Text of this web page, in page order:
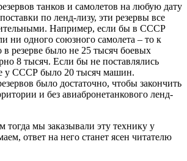
танков и самолетов на любую дату
по ленд-лизу, эти резервы все
Например, если бы в СССР
ни одного союзного самолета – то к
резерве было не 25 тысяч боевых
8 тысяч. Если бы не поставлялись
у СССР было 20 тысяч машин.
было достаточно, чтобы закончить
и без авиабронетанкового ленд-
тогда мы заказывали эту технику у
ответ на него станет ясен читателю